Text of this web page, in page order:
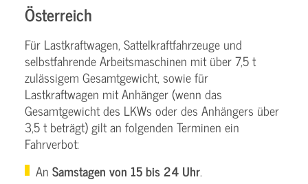
Österreich
Für Lastkraftwagen, Sattelkraftfahrzeuge und
selbstfahrende Arbeitsmaschinen mit über 7,5 t
zulässigem Gesamtgewicht, sowie für
Lastkraftwagen mit Anhänger (wenn das
Gesamtgewicht des LKWs oder des Anhängers über
3,5 t beträgt) gilt an folgenden Terminen ein
Fahrverbot:
An Samstagen von 15 bis 24 Uhr.